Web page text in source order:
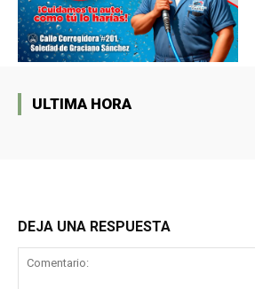
ULTIMA HORA
DEJA UNA RESPUESTA